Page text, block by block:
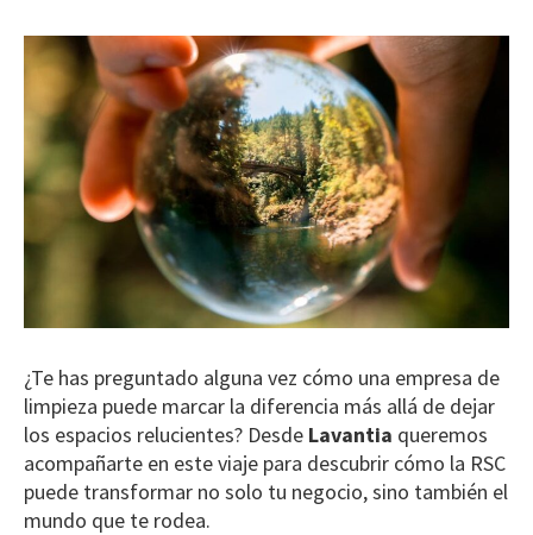
¿Te has preguntado alguna vez cómo una empresa de
limpieza puede marcar la diferencia más allá de dejar
los espacios relucientes? Desde Lavantia queremos
acompañarte en este viaje para descubrir cómo la RSC
puede transformar no solo tu negocio, sino también el
mundo que te rodea.